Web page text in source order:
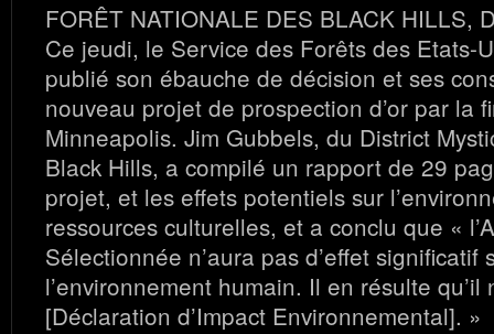
FORÊT NATIONALE DES BLACK HILLS,
Ce jeudi, le Service des Forêts des Etats-
publié son ébauche de décision et ses
nouveau projet de prospection d’or par la
Minneapolis. Jim Gubbels, du District
Black Hills, a compilé un rapport de 29
projet, et les effets potentiels sur
ressources culturelles, et a conclu que «
Sélectionnée n’aura pas d’effet significatif
l’environnement humain. Il en résulte qu’il
[Déclaration d’Impact Environnemental]. »